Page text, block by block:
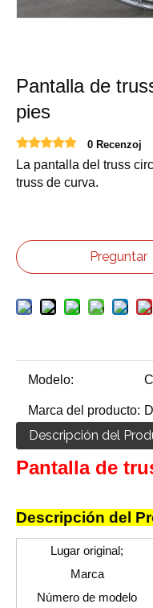
Pantalla de
pies
0 Recenzoj
La pantalla del truss
truss de curva.
Preguntar
Modelo:
Marca del producto:
Descripción del
Pantalla de
Descripción del
Lugar original;
Marca
Número de modelo